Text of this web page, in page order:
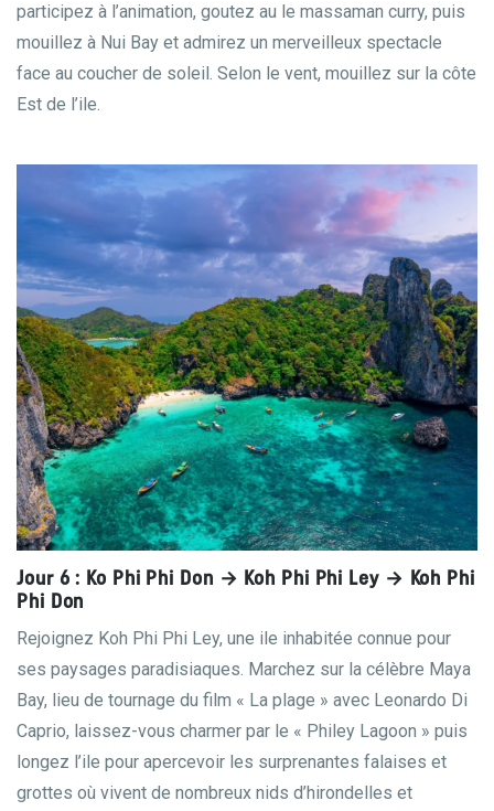
participez à l’animation, goutez au le massaman curry, puis
mouillez à Nui Bay et admirez un merveilleux spectacle
face au coucher de soleil. Selon le vent, mouillez sur la côte
Est de l’ile.
Jour 6 : Ko Phi Phi Don → Koh Phi Phi Ley → Koh Phi
Phi Don
Rejoignez Koh Phi Phi Ley, une ile inhabitée connue pour
ses paysages paradisiaques. Marchez sur la célèbre Maya
Bay, lieu de tournage du film « La plage » avec Leonardo Di
Caprio, laissez-vous charmer par le « Philey Lagoon » puis
longez l’ile pour apercevoir les surprenantes falaises et
grottes où vivent de nombreux nids d’hirondelles et